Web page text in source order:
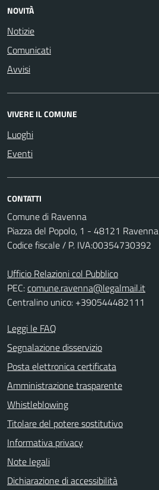
NOVITÀ
Notizie
Comunicati
Avvisi
VIVERE IL COMUNE
Luoghi
Eventi
CONTATTI
Comune di Ravenna
Piazza del Popolo, 1 - 48121 Ravenna
Codice fiscale / P. IVA:00354730392
Ufficio Relazioni col Pubblico
PEC:comune.ravenna@legalmail.it
Centralino unico: +390544482111
Leggi le FAQ
Segnalazione disservizio
Posta elettronica certificata
Amministrazione trasparente
Whistleblowing
Titolare del potere sostitutivo
Informativa privacy
Note legali
Dichiarazione di accessibilità